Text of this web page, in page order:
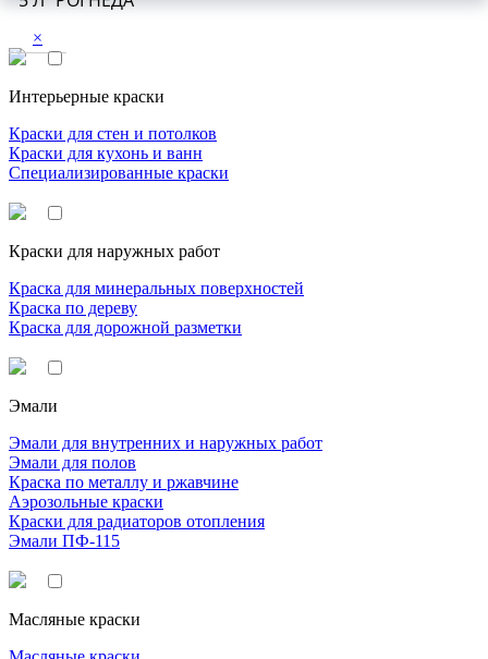
×
Интерьерные краски
Краски для стен и потолков
Краски для кухонь и ванн
Специализированные краски
Краски для наружных работ
Краска для минеральных поверхностей
Краска по дереву
Краска для дорожной разметки
Эмали
Эмали для внутренних и наружных работ
Эмали для полов
Краска по металлу и ржавчине
Аэрозольные краски
Краски для радиаторов отопления
Эмали ПФ-115
Масляные краски